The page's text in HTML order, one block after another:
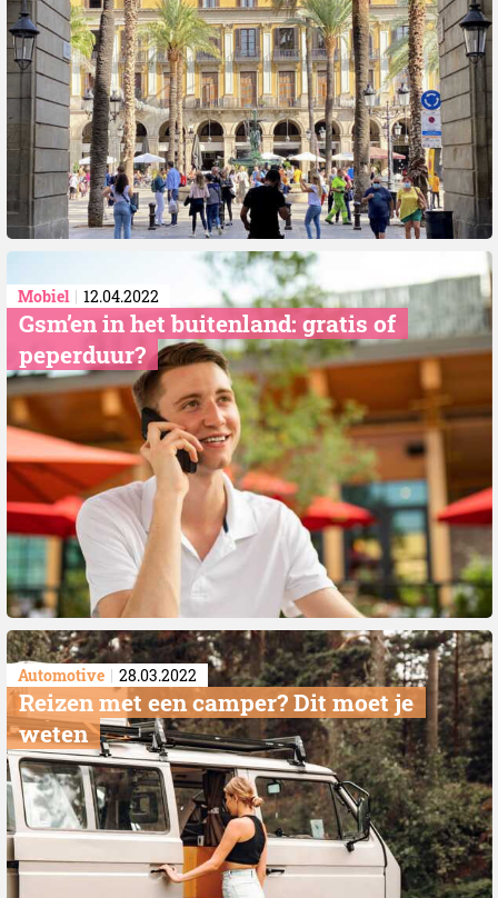
Mobiel 12.04.2022
​Gsm’en in het buitenland: gratis of
peperduur?
Automotive 28.03.2022
​Reizen met een camper? Dit moet je
weten